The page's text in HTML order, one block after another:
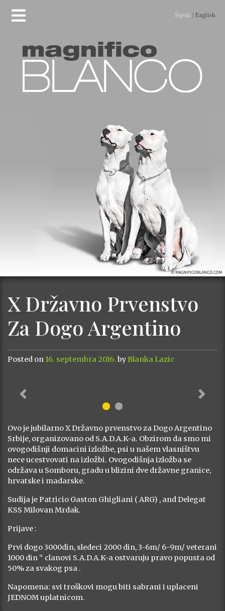
Srpski | English
X Državno Prvenstvo
Za Dogo Argentino
Posted on 16. septembra 2016. by Blanka Lazic
Previous Next
Ovo je jubilarno X Državno prvenstvo za Dogo Argentino
Srbije, organizovano od S.A.D.A.K-a. Obzirom da smo mi
ovogodišnji domacini izložbe, psi u našem vlasništvu
nece ucestvovati na izložbi. Ovogodišnja izložba se
održava u Somboru, gradu u blizini dve državne granice,
hrvatske i madarske.
Sudija je Patricio Gaston Ghigliani ( ARG) , and Delegat
KSS Milovan Mrdak.
Prijave :
Prvi dogo 3000din, sledeci 2000 din, 3-6m/ 6-9m/ veterani
1000 din “ clanovi S.A.D.A.K-a ostvaruju pravo popusta od
50% za svakog psa .
Napomena: svi troškovi mogu biti sabrani i uplaceni
JEDNOM uplatnicom.